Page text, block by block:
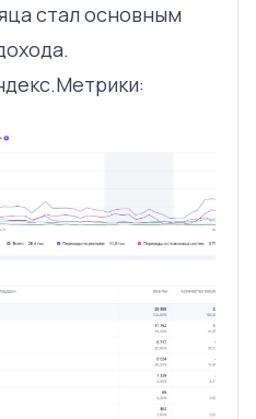
стал основным